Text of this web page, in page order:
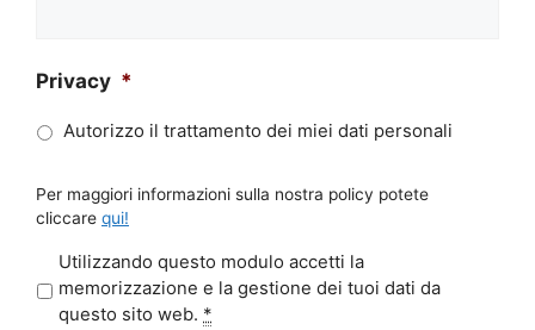
Privacy *
Autorizzo il trattamento dei miei dati personali
Per maggiori informazioni sulla nostra policy potete
cliccare qui!
r
Utilizzando questo modulo accetti la
memorizzazione e la gestione dei tuoi dati da
questo sito web. *